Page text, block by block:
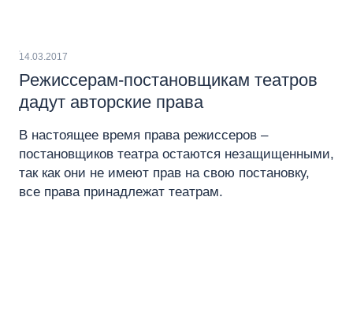
14.03.2017
Режиссерам-постановщикам театров
дадут авторские права
В настоящее время права режиссеров –
постановщиков театра остаются незащищенными,
так как они не имеют прав на свою постановку,
все права принадлежат театрам.